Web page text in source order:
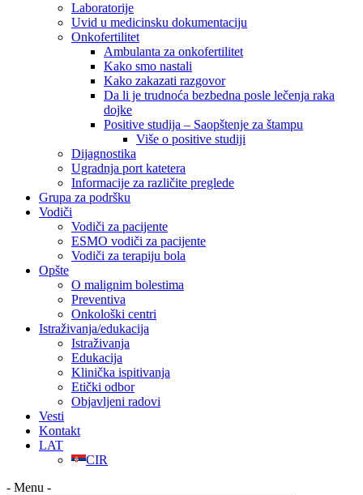
Laboratorije
Uvid u medicinsku dokumentaciju
Onkofertilitet
Ambulanta za onkofertilitet
Kako smo nastali
Kako zakazati razgovor
Da li je trudnoća bezbedna posle lečenja raka
dojke
Positive studija – Saopštenje za štampu
Više o positive studiji
Dijagnostika
Ugradnja port katetera
Informacije za različite preglede
Grupa za podršku
Vodiči
Vodiči za pacijente
ESMO vodiči za pacijente
Vodiči za terapiju bola
Opšte
O malignim bolestima
Preventiva
Onkološki centri
Istraživanja/edukacija
Istraživanja
Edukacija
Klinička ispitivanja
Etički odbor
Objavljeni radovi
Vesti
Kontakt
LAT
CIR
- Menu -